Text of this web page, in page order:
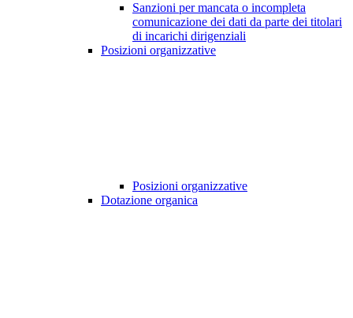
Sanzioni per mancata o incompleta
comunicazione dei dati da parte dei titolari
di incarichi dirigenziali
Posizioni organizzative
Posizioni organizzative
Dotazione organica